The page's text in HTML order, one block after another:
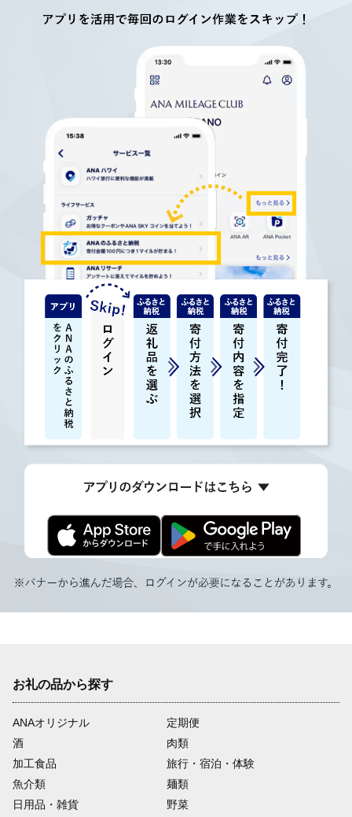
お礼の品から探す
ANAオリジナル
定期便
酒
肉類
加工食品
旅行・宿泊・体験
魚介類
麺類
日用品・雑貨
野菜